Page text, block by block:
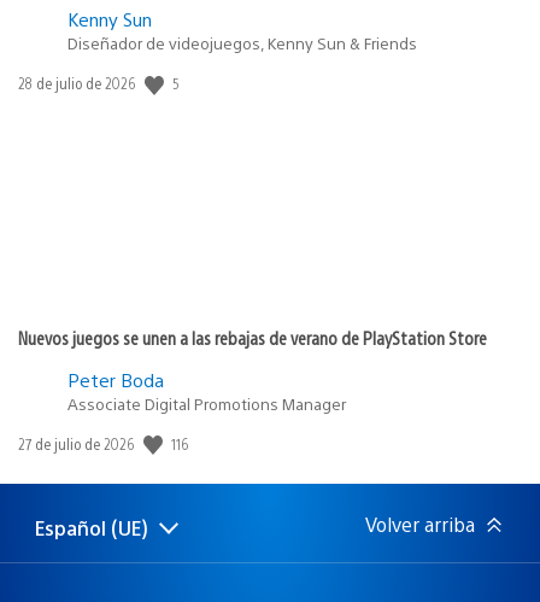
Kenny Sun
Diseñador de videojuegos, Kenny Sun & Friends
Fecha
28 de julio de 2026 5
Nuevos juegos se unen a las rebajas de verano de PlayStation Store
Peter Boda
Associate Digital Promotions Manager
Fecha
publicación:
27 de julio de 2026 116
Selecciona
una
Región
actual:
Español (UE) Volver arriba